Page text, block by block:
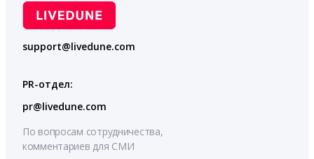
support@livedune.com
PR-отдел:
pr@livedune.com
По вопросам сотрудничества,
комментариев для СМИ